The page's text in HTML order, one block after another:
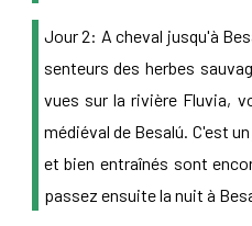
Jour 2: A cheval jusqu'à
senteurs des herbes
vues sur la rivière Fluvia,
médiéval de Besalú. C'est
et bien entraînés sont
passez ensuite la nuit à